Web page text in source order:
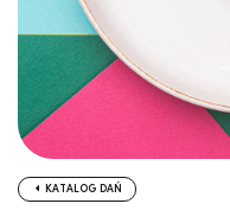
KATALOG DAŃ